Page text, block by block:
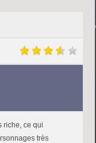
riche, ce qui
très